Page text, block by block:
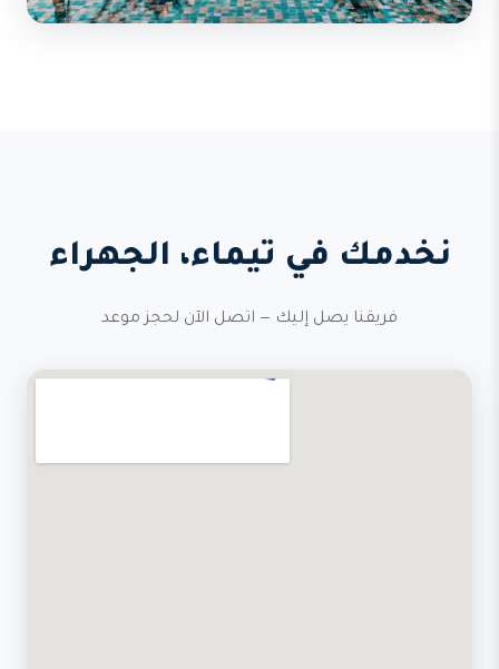
نخدمك في تيماء، الجهراء
فريقنا يصل إليك — اتصل الآن لحجز موعد